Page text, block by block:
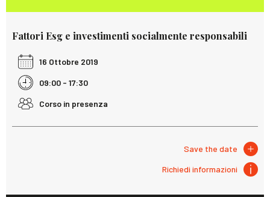
Fattori Esg e investimenti socialmente responsabili
16 Ottobre 2019
09:00 - 17:30
Corso in presenza
Save the date
Richiedi informazioni